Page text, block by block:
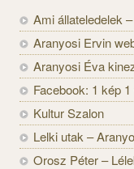
Ami állateledelek
Aranyosi Ervin
Aranyosi Éva
Facebook: 1 kép
Kultur Szalon
Lelki utak –
Orosz Péter –